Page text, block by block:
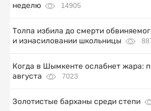
неделю
14905
Толпа избила до смерти
и изнасиловании школьницы
Когда в Шымкенте ослабнет жара:
августа
7023
Золотистые барханы среди степи